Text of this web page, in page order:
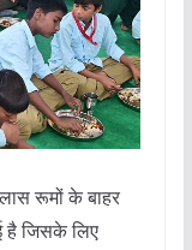
रूमों के बाहर
है जिसके लिए